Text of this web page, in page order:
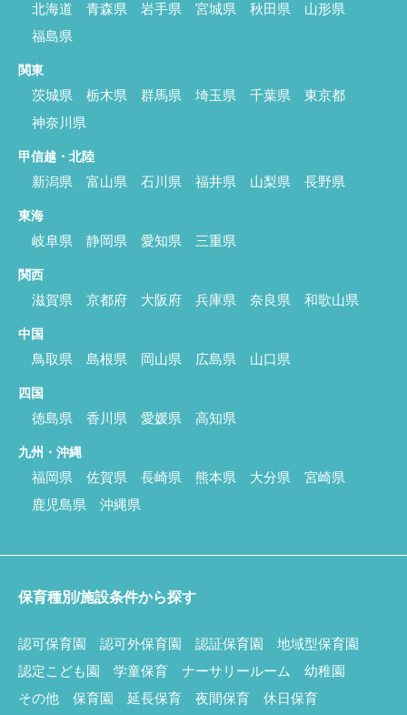
北海道 青森県 岩手県 宮城県 秋田県
山形県
福島県
関東
茨城県 栃木県 群馬県 埼玉県 千葉県
東京都
神奈川県
甲信越・北陸
新潟県 富山県 石川県 福井県 山梨県 長野県
東海
岐阜県 静岡県 愛知県 三重県
関西
滋賀県 京都府 大阪府 兵庫県 奈良県 和歌山県
中国
鳥取県 島根県 岡山県 広島県 山口県
四国
徳島県 香川県 愛媛県 高知県
九州・沖縄
福岡県 佐賀県 長崎県 熊本県 大分県
宮崎県
鹿児島県
沖縄県
保育種別/施設条件から探す
認可保育園 認可外保育園 認証保育園
地域型保育園
認定こども園
学童保育 ナーサリールーム
幼稚園
その他
保育園 延長保育 夜間保育 休日保育